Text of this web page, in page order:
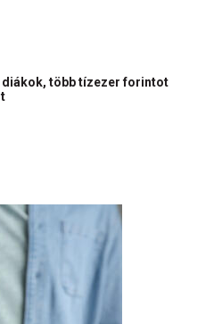
diákok, több tízezer forintot